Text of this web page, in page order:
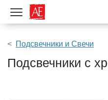
Показать меню
Подсвечники и Свечи
Подсвечники с